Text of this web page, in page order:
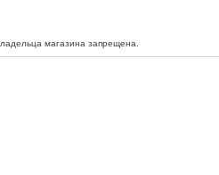
магазина запрещена.